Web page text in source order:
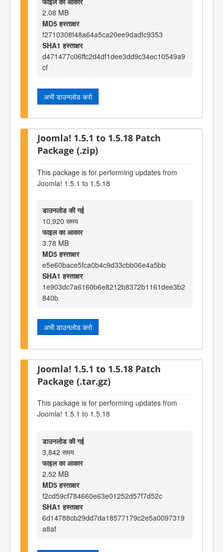
2.08 MB
MD5 हस्ताक्षर
f2710308f48a64a5ca20ee9dadfc9353
SHA1 हस्ताक्षर
d471477c06ffc2d4df1dee3dd9c34ec10549a9
cf
अभी डाउनलोड करो
Joomla! 1.5.1 to 1.5.18 Patch
Package (.zip)
This package is for performing updates from
Joomla! 1.5.1 to 1.5.18
डाउनलोड की गई
10,920 समय
फाइल का आकार
3.78 MB
MD5 हस्ताक्षर
e5e60bace5fca0b4c9d33cbb06e4a5bb
SHA1 हस्ताक्षर
1e903dc7a6160b6e8212b8372b1161dee3b2
840b
अभी डाउनलोड करो
Joomla! 1.5.1 to 1.5.18 Patch
Package (.tar.gz)
This package is for performing updates from
Joomla! 1.5.1 to 1.5.18
डाउनलोड की गई
3,842 समय
फाइल का आकार
2.52 MB
MD5 हस्ताक्षर
f2cd59cf784660e63e01252d57f7d52c
SHA1 हस्ताक्षर
6d14788cb29dd7da18577179c2e5a0097319
a8af